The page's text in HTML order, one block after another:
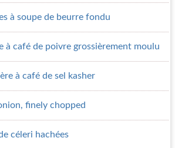
à soupe de beurre fondu
à café de poivre grossièrement moulu
à café de sel kasher
finely chopped
céleri hachées